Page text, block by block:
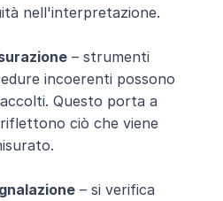
nell'interpretazione.
– strumenti
incoerenti possono
Questo porta a
ciò che viene
– si verifica